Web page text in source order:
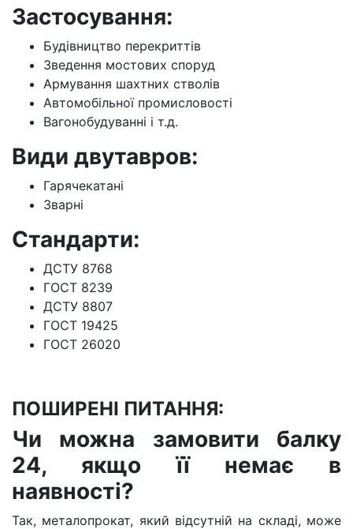
Застосування:
Будівництво перекриттів
Зведення мостових споруд
Армування шахтних стволів
Автомобільної промисловості
Вагонобудуванні і т.д.
Види двутавров:
Гарячекатані
Зварні
Стандарти:
ДСТУ 8768
ГОСТ 8239
ДСТУ 8807
ГОСТ 19425
ГОСТ 26020
ПОШИРЕНІ ПИТАННЯ:
Чи можна замовити балку
24, якщо її немає в
наявності?
Так, металопрокат, який відсутній на складі, може